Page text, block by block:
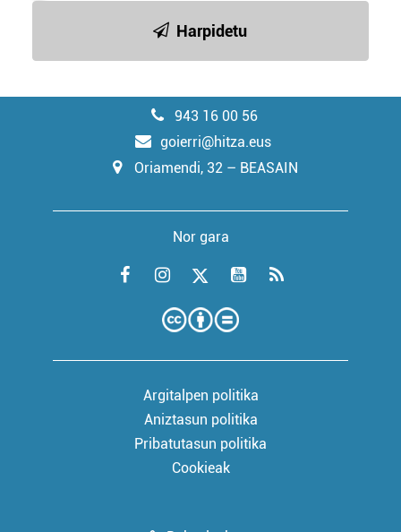
Harpidetu
943 16 00 56
goierri@hitza.eus
Oriamendi, 32 – BEASAIN
Nor gara
Argitalpen politika
Aniztasun politika
Pribatutasun politika
Cookieak